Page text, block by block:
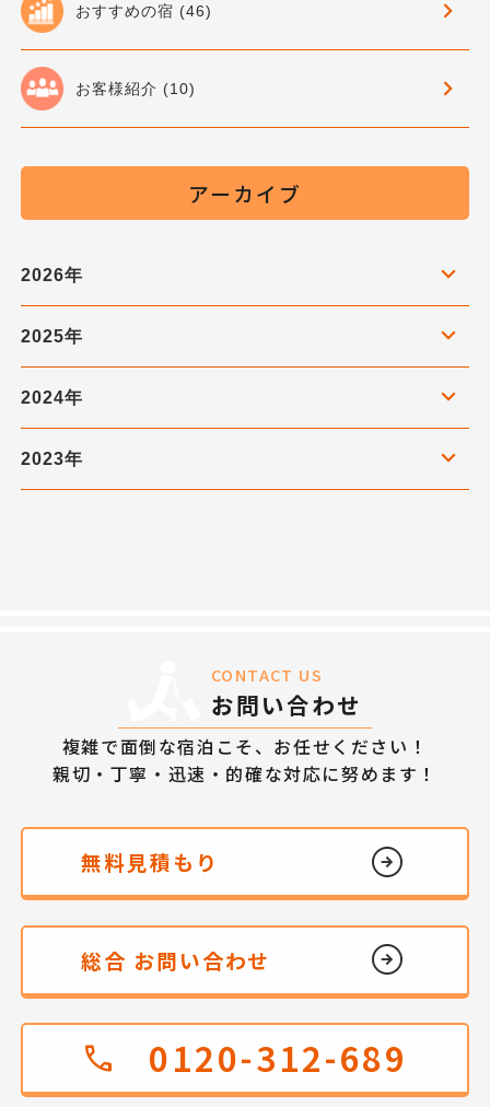
おすすめの宿 (46)
お客様紹介 (10)
アーカイブ
2026年
2025年
2024年
2023年
CONTACT US
お問い合わせ
複雑で面倒な宿泊こそ、お任せください！
親切・丁寧・迅速・的確な対応に努めます！
無料見積もり
総合 お問い合わせ
call 0120-312-689